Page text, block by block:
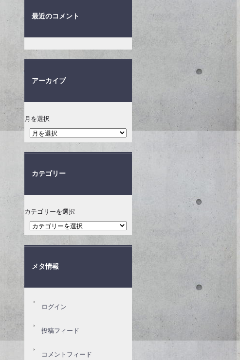
最近のコメント
アーカイブ
月を選択
カテゴリー
カテゴリーを選択
メタ情報
ログイン
投稿フィード
コメントフィード